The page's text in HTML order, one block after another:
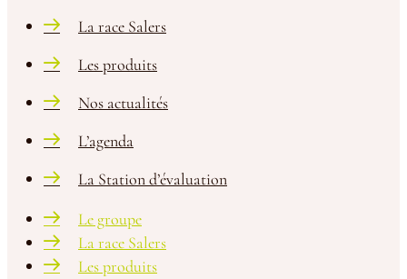
La race Salers
Les produits
Nos actualités
L’agenda
La Station d’évaluation
Le groupe
La race Salers
Les produits